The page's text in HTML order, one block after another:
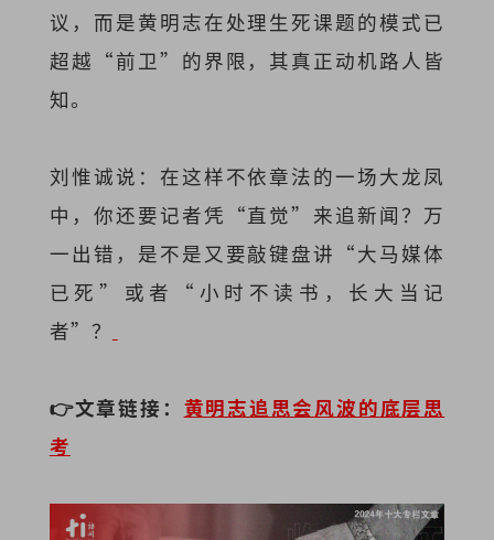
议，而是黄明志在处理生死课题的模式已
超越“前卫”的界限，其真正动机路人皆
知。
刘惟诚说：在这样不依章法的一场大龙凤
中，你还要记者凭“直觉”来追新闻？万
一出错，是不是又要敲键盘讲“大马媒体
已死”或者“小时不读书，长大当记
者”？
👉文章链接： 黄明志追思会风波的底层思
考